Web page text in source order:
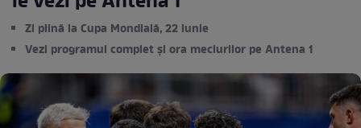
Zi plină la Cupa Mondială, 22 iunie
Vezi programul complet și ora meciurilor pe Antena 1